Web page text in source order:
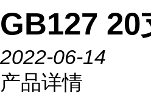
GB127 20
2022-06-14
产品详情